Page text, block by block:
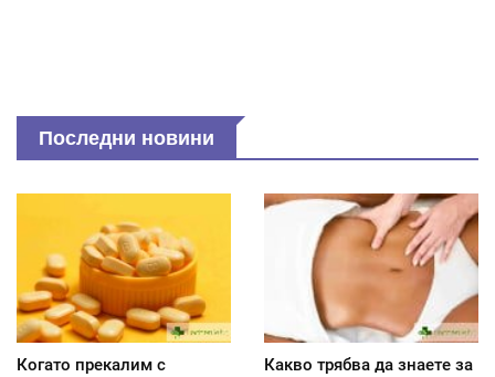
Последни новини
Когато прекалим с
Какво трябва да знаете за